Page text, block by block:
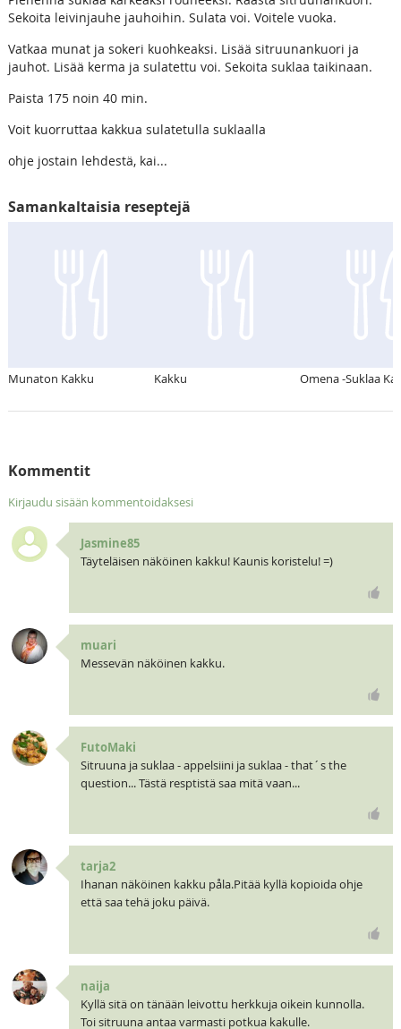
Sekoita leivinjauhe jauhoihin. Sulata voi. Voitele vuoka.
Vatkaa munat ja sokeri kuohkeaksi. Lisää sitruunankuori ja
jauhot. Lisää kerma ja sulatettu voi. Sekoita suklaa taikinaan.
Paista 175 noin 40 min.
Voit kuorruttaa kakkua sulatetulla suklaalla
ohje jostain lehdestä, kai...
Samankaltaisia reseptejä
Munaton Kakku Kakku Omena -Suklaa
Kommentit
Kirjaudu sisään kommentoidaksesi
Jasmine85
Täyteläisen näköinen kakku! Kaunis koristelu! =)
muari
Messevän näköinen kakku.
FutoMaki
Sitruuna ja suklaa - appelsiini ja suklaa - that´s the
question... Tästä resptistä saa mitä vaan...
tarja2
Ihanan näköinen kakku påla.Pitää kyllä kopioida ohje
että saa tehä joku päivä.
naija
Kyllä sitä on tänään leivottu herkkuja oikein kunnolla.
Toi sitruuna antaa varmasti potkua kakulle.